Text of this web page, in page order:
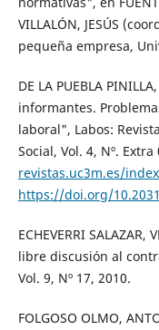
VILLALÓN, JESÚS
pequeña empresa,
DE LA PUEBLA
informantes.
laboral", Labos:
Social, Vol. 4, Nº.
revistas.uc3m.es/
https://doi.org/
ECHEVERRI
libre discusión al
Vol. 9, Nº 17, 2010.
FOLGOSO OLMO,